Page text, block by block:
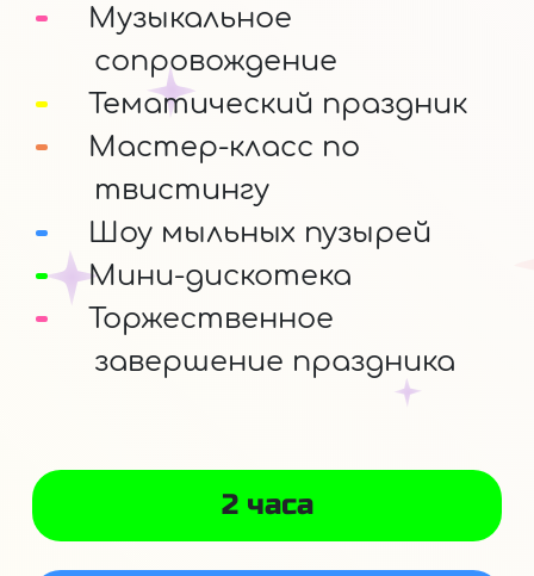
Музыкальное
сопровождение
Тематический праздник
Мастер-класс по
твистингу
Шоу мыльных пузырей
Мини-дискотека
Торжественное
завершение праздника
2 часа